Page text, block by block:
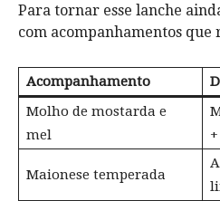
Para tornar esse lanche
com acompanhamentos que
Acompanhamento
Molho de mostarda e
mel
Maionese temperada